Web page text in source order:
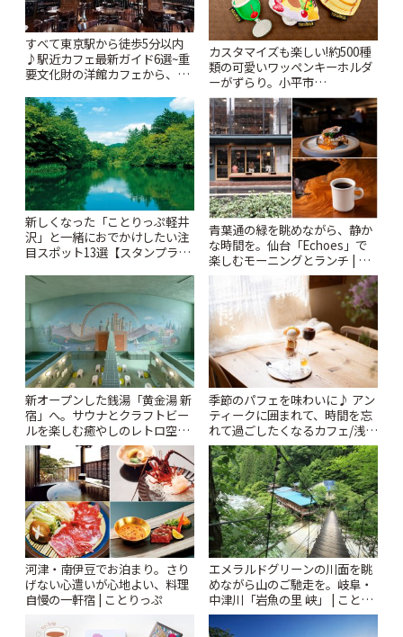
すべて東京駅から徒歩5分以内
♪駅近カフェ最新ガイド6選~重
要文化財の洋館カフェから、改
りっぷ
カスタマイズも楽しい!約500種
類の可愛いワッペンキーホルダ
ーがずらり。小平市
「Kimamaya T&K」 | ことりっ
ぷ
新しくなった「ことりっぷ軽井
沢」と一緒におでかけしたい注
目スポット13選【スタンプラリ
青葉通の緑を眺めながら、静か
な時間を。仙台「Echoes」で
楽しむモーニングとランチ | こ
とりっぷ
新オープンした銭湯「黄金湯 新
宿」へ。サウナとクラフトビー
ルを楽しむ癒やしのレトロ空間
| ことりっぷ
季節のパフェを味わいに♪ アン
ティークに囲まれて、時間を忘
れて過ごしたくなるカフェ/浅草
「annorum cafe」 | ことりっぷ
河津・南伊豆でお泊まり。さり
げない心遣いが心地よい、料理
自慢の一軒宿 | ことりっぷ
エメラルドグリーンの川面を眺
めながら山のご馳走を。岐阜・
中津川「岩魚の里 峡」 | ことり
っぷ